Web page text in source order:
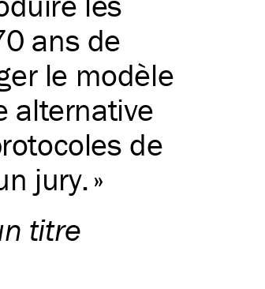
ans de
le modèle
alternative
de
jury.
titre